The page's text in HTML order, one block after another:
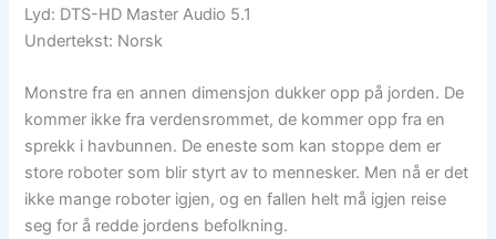
Lyd: DTS-HD Master Audio 5.1
Undertekst: Norsk
Monstre fra en annen dimensjon dukker opp på jorden. De
kommer ikke fra verdensrommet, de kommer opp fra en
sprekk i havbunnen. De eneste som kan stoppe dem er
store roboter som blir styrt av to mennesker. Men nå er det
ikke mange roboter igjen, og en fallen helt må igjen reise
seg for å redde jordens befolkning.